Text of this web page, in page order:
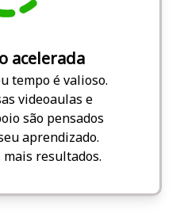
acelerada
tempo é valioso.
videoaulas e
são pensados
aprendizado.
resultados.